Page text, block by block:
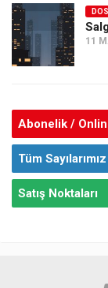
11
Abonelik /
Tüm Sayılarımız
Satış Noktaları